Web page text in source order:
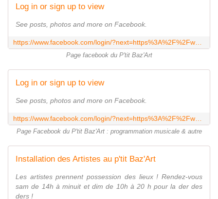
Log in or sign up to view
See posts, photos and more on Facebook.
Page facebook du P'tit Baz'Art
Log in or sign up to view
See posts, photos and more on Facebook.
Page Facebook du P'tit Baz'Art : programmation musicale & autre
Installation des Artistes au p'tit Baz'Art
Les artistes prennent possession des lieux ! Rendez-vous
sam de 14h à minuit et dim de 10h à 20 h pour la der des
ders !